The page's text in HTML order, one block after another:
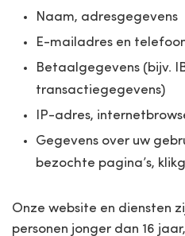
Naam, adresgegevens
E-mailadres en
Betaalgegevens (bijv.
transactiegegevens)
IP-adres,
Gegevens over uw
bezochte pagina’s,
Onze website en diensten
personen jonger dan 16